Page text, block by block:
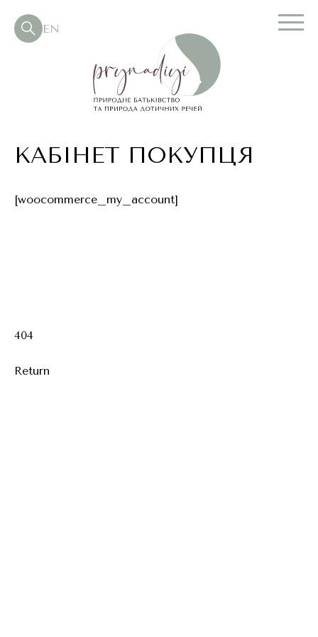
EN
КАБІНЕТ ПОКУПЦЯ
[woocommerce_my_account]
404
Return